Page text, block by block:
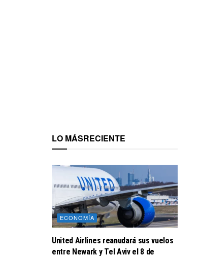
LO MÁSRECIENTE
ECONOMÍA
United Airlines reanudará sus vuelos
entre Newark y Tel Aviv el 8 de